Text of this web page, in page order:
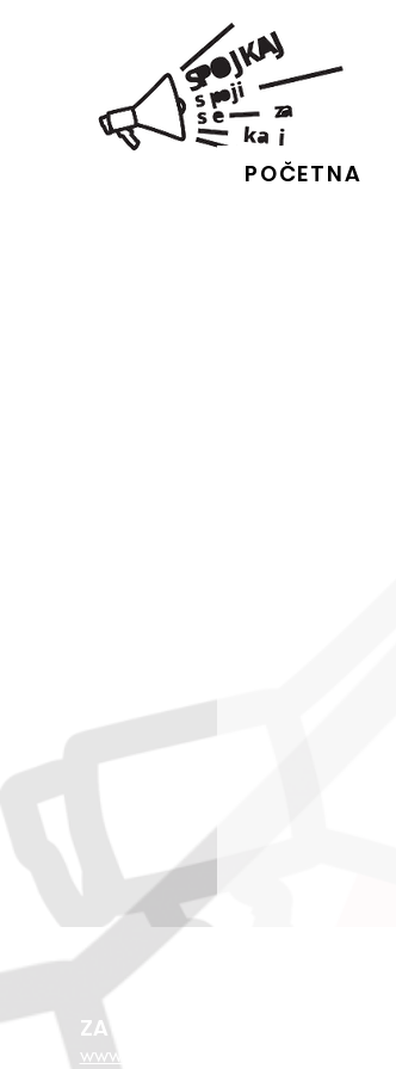
POČETNA
ZA VIŠE O EU FONDOVIMA
www.esf.hr